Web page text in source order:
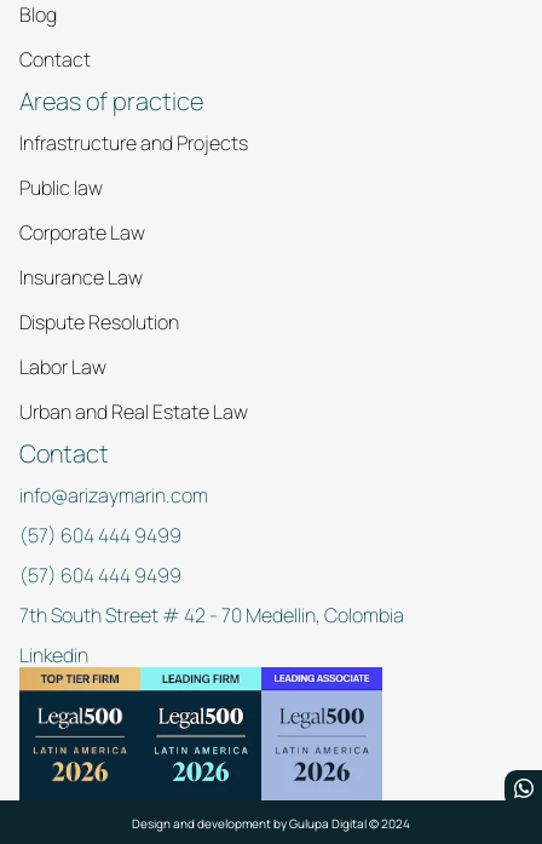
Blog
Contact
Areas of practice
Infrastructure and Projects
Public law
Corporate Law
Insurance Law
Dispute Resolution
Labor Law
Urban and Real Estate Law
Contact
info@arizaymarin.com
(57) 604 444 9499
(57) 604 444 9499
7th South Street # 42 - 70 Medellin, Colombia
Linkedin
Design and development byGulupa Digital © 2024